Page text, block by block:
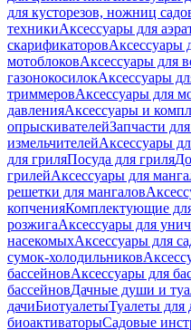
для кусторезов, ножниц
техникиАксессуары для
скарификаторовАксессуары
мотоблоковАксессуары для
газонокосилокАксессуары
триммеровАксессуары для
давленияАксессуары и
опрыскивателейЗапчасти
измельчителейАксессуары
для гриляПосуда для гриля
грилейАксессуары для
решетки для мангалов
копченияКомплектующие
розжигаАксессуары для
насекомыхАксессуары для
сумок-холодильников
бассейновАксессуары для
бассейновДачные души и
дачиБиотуалетыТуалеты для
биоактиваторыСадовые